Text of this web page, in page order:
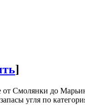
]
от Смолянки до
угля по